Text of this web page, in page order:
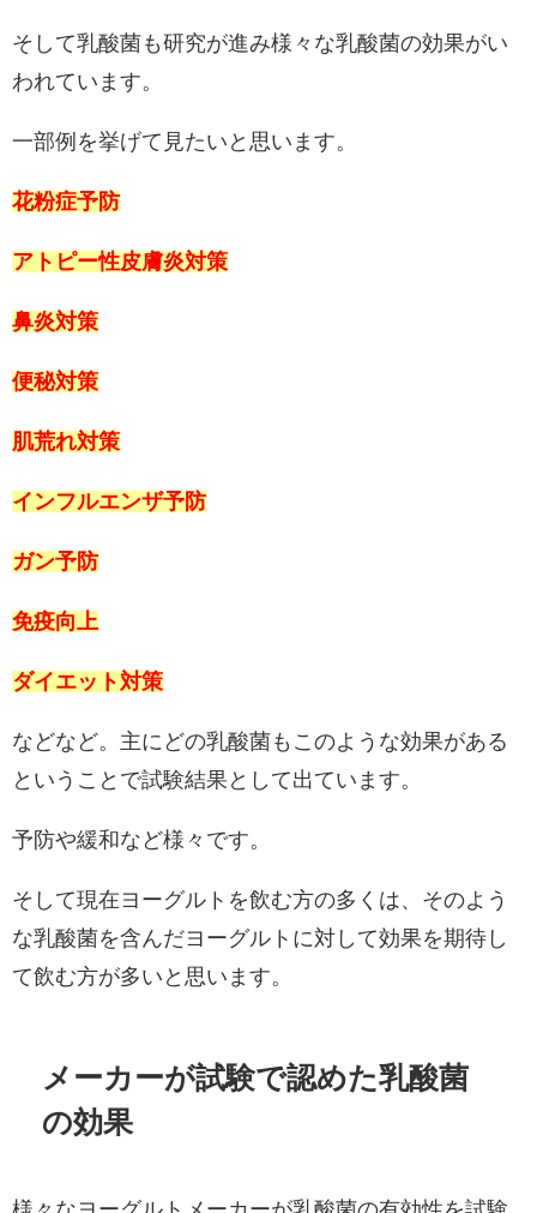
そして乳酸菌も研究が進み様々な乳酸菌の効果がい
われています。
一部例を挙げて見たいと思います。
花粉症予防
アトピー性皮膚炎対策
鼻炎対策
便秘対策
肌荒れ対策
インフルエンザ予防
ガン予防
免疫向上
ダイエット対策
などなど。主にどの乳酸菌もこのような効果がある
ということで試験結果として出ています。
予防や緩和など様々です。
そして現在ヨーグルトを飲む方の多くは、そのよう
な乳酸菌を含んだヨーグルトに対して効果を期待し
て飲む方が多いと思います。
メーカーが試験で認めた乳酸菌
の効果